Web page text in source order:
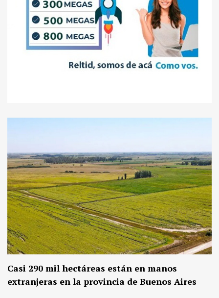
Casi 290 mil hectáreas están en manos
extranjeras en la provincia de Buenos Aires